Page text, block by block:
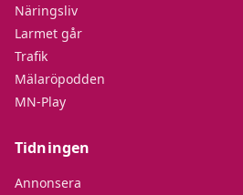
Näringsliv
Larmet går
Trafik
Mälaröpodden
MN-Play
Tidningen
Annonsera